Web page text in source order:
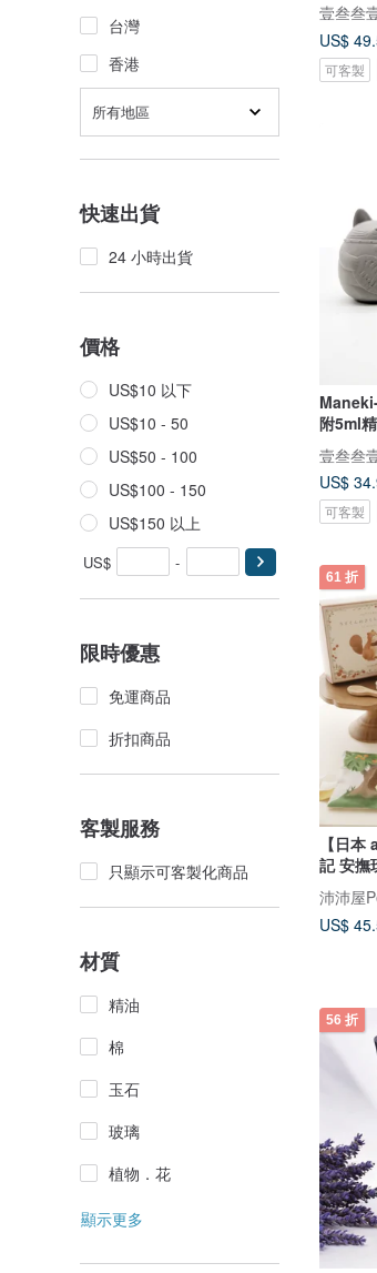
台灣
香港
所有地區
快速出貨
24 小時出貨
價格
US$10 以下
US$10 - 50
US$50 - 100
US$100 - 150
US$150 以上
US$ -
限時優惠
免運商品
折扣商品
客製服務
只顯示可客製化商品
材質
精油
棉
玉石
玻璃
植物．花
顯示更多
壹叁叁
US$
可客製
附5ml
壹叁叁
US$
可客製
61 折
【日
記 安撫
沛沛屋
US$
56 折